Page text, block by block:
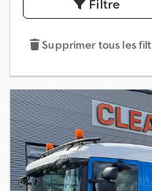
Filtre
Supprimer tous les